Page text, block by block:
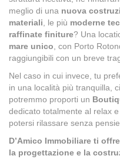
meglio di una nuova
materiali, le più moderne
raffinate finiture? Una
mare unico, con Porto
raggiungibili con un breve
Nel caso in cui invece, tu
in una località più tranquilla,
potremmo proporti un
dedicato totalmente al relax
potersi rilassare senza
D’Amico Immobiliare ti
la progettazione e la